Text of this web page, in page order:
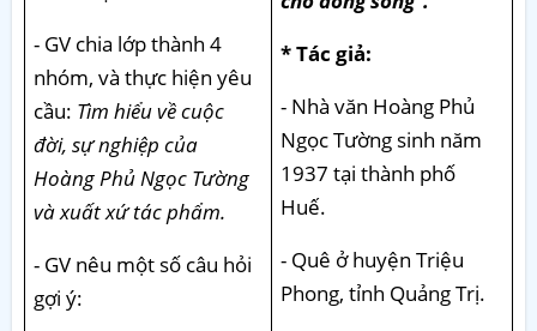
- GV chia lớp thành 4
nhóm, và thực hiện yêu
cầu: Tìm hiểu về cuộc
đời, sự nghiệp của
Hoàng Phủ Ngọc Tường
và xuất xứ tác phẩm.
- GV nêu một số câu hỏi
gợi ý:
* Tác giả:
- Nhà văn Hoàng Phủ
Ngọc Tường sinh năm
1937 tại thành phố
Huế.
- Quê ở huyện Triệu
Phong, tỉnh Quảng Trị.